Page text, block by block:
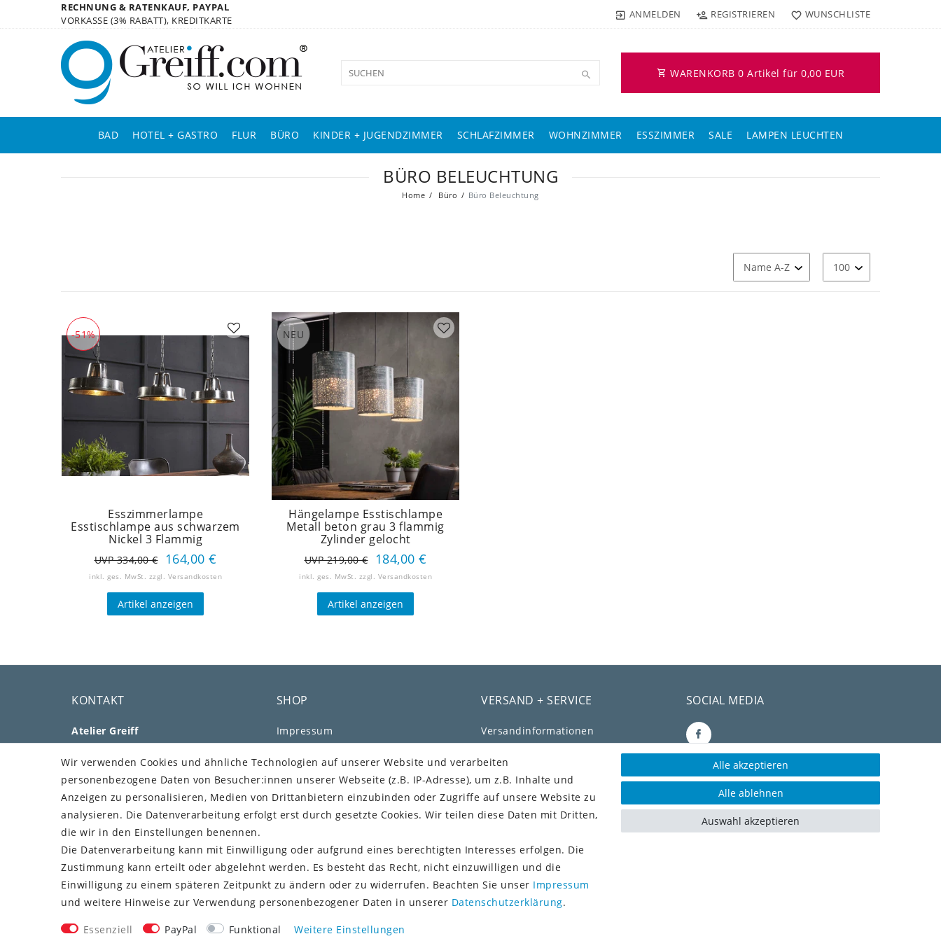
RECHNUNG & RATENKAUF, PAYPAL
VORKASSE (3% RABATT), KREDITKARTE
ANMELDEN REGISTRIEREN WUNSCHLISTE
WARENKORB 0 Artikel für 0,00 EUR
BAD HOTEL + GASTRO FLUR BÜRO KINDER + JUGENDZIMMER SCHLAFZIMMER WOHNZIMMER ESSZIMMER SALE LAMPEN LEUCHTEN
BÜRO BELEUCHTUNG
Home Büro Büro Beleuchtung
-51%
Esszimmerlampe
Esstischlampe aus schwarzem
Nickel 3 Flammig
UVP 334,00 € 164,00 €
inkl. ges. MwSt. zzgl. Versandkosten
Artikel anzeigen
NEU
Hängelampe Esstischlampe
Metall beton grau 3 flammig
Zylinder gelocht
UVP 219,00 € 184,00 €
inkl. ges. MwSt. zzgl. Versandkosten
Artikel anzeigen
KONTAKT
Atelier Greiff
91207 Lauf
Telefon: +49 176 73505308
E-Mail: mail@greiff.com
Über Uns
Kundenstimmen
Unser Blog
SHOP
Impressum
AGB
Barrierefreiheitserklärung
Widerrufs­recht
Vertrag widerrufen
MEIN KONTO
Kundenkonto
VERSAND + SERVICE
Versandinformationen
Zahlungsinformationen
Paypal
Kauf auf Rechnung (Paypalservice)
Lastschrift (Paypalservice)
Kreditkarte (Paypalservice)
SOCIAL MEDIA
CONSULTING- UND
TEXTAGENTUR
Wir verwenden Cookies und ähnliche Technologien auf unserer Website und verarbeiten
personenbezogene Daten von Besucher:innen unserer Webseite (z.B. IP-Adresse), um z.B. Inhalte und
Anzeigen zu personalisieren, Medien von Drittanbietern einzubinden oder Zugriffe auf unsere Website zu
analysieren. Die Datenverarbeitung erfolgt erst durch gesetzte Cookies. Wir teilen diese Daten mit Dritten,
die wir in den Einstellungen benennen.
Die Datenverarbeitung kann mit Einwilligung oder aufgrund eines berechtigten Interesses erfolgen. Die
Zustimmung kann erteilt oder abgelehnt werden. Es besteht das Recht, nicht einzuwilligen und die
Einwilligung zu einem späteren Zeitpunkt zu ändern oder zu widerrufen. Beachten Sie unser Impressum
und weitere Hinweise zur Verwendung personenbezogener Daten in unserer Daten­schutz­erklärung.
Essenziell PayPal Funktional Weitere Einstellungen
Alle akzeptieren
Alle ablehnen
Auswahl akzeptieren